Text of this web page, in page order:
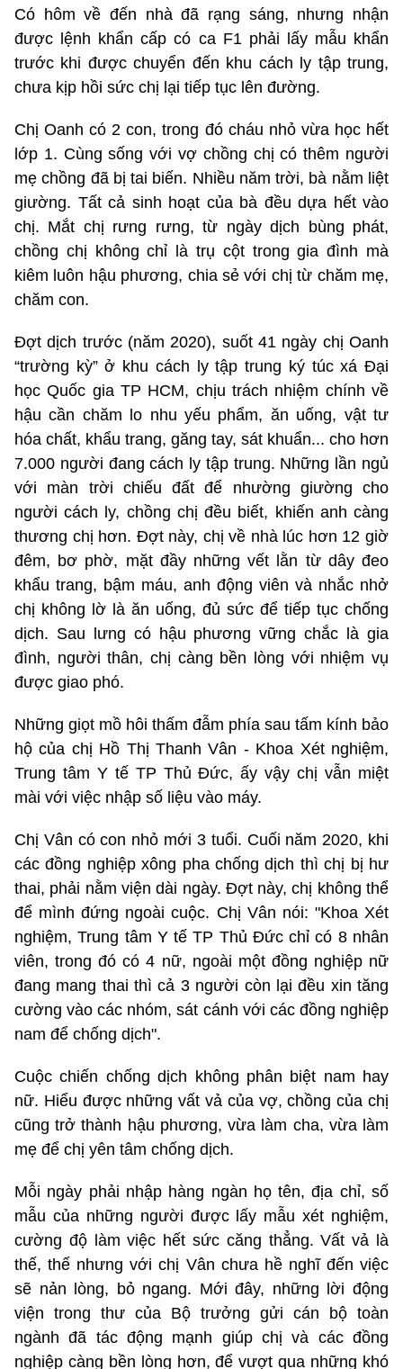
Có hôm về đến nhà đã rạng sáng, nhưng nhận
được lệnh khẩn cấp có ca F1 phải lấy mẫu khẩn
trước khi được chuyển đến khu cách ly tập trung,
chưa kịp hồi sức chị lại tiếp tục lên đường.
Chị Oanh có 2 con, trong đó cháu nhỏ vừa học hết
lớp 1. Cùng sống với vợ chồng chị có thêm người
mẹ chồng đã bị tai biến. Nhiều năm trời, bà nằm liệt
giường. Tất cả sinh hoạt của bà đều dựa hết vào
chị. Mắt chị rưng rưng, từ ngày dịch bùng phát,
chồng chị không chỉ là trụ cột trong gia đình mà
kiêm luôn hậu phương, chia sẻ với chị từ chăm mẹ,
chăm con.
Đợt dịch trước (năm 2020), suốt 41 ngày chị Oanh
“trường kỳ” ở khu cách ly tập trung ký túc xá Đại
học Quốc gia TP HCM, chịu trách nhiệm chính về
hậu cần chăm lo nhu yếu phẩm, ăn uống, vật tư
hóa chất, khẩu trang, găng tay, sát khuẩn... cho hơn
7.000 người đang cách ly tập trung. Những lần ngủ
với màn trời chiếu đất để nhường giường cho
người cách ly, chồng chị đều biết, khiến anh càng
thương chị hơn. Đợt này, chị về nhà lúc hơn 12 giờ
đêm, bơ phờ, mặt đầy những vết lằn từ dây đeo
khẩu trang, bậm máu, anh động viên và nhắc nhở
chị không lờ là ăn uống, đủ sức để tiếp tục chống
dịch. Sau lưng có hậu phương vững chắc là gia
đình, người thân, chị càng bền lòng với nhiệm vụ
được giao phó.
Những giọt mồ hôi thấm đẫm phía sau tấm kính bảo
hộ của chị Hồ Thị Thanh Vân - Khoa Xét nghiệm,
Trung tâm Y tế TP Thủ Đức, ấy vậy chị vẫn miệt
mài với việc nhập số liệu vào máy.
Chị Vân có con nhỏ mới 3 tuổi. Cuối năm 2020, khi
các đồng nghiệp xông pha chống dịch thì chị bị hư
thai, phải nằm viện dài ngày. Đợt này, chị không thể
để mình đứng ngoài cuộc. Chị Vân nói: "Khoa Xét
nghiệm, Trung tâm Y tế TP Thủ Đức chỉ có 8 nhân
viên, trong đó có 4 nữ, ngoài một đồng nghiệp nữ
đang mang thai thì cả 3 người còn lại đều xin tăng
cường vào các nhóm, sát cánh với các đồng nghiệp
nam để chống dịch".
Cuộc chiến chống dịch không phân biệt nam hay
nữ. Hiểu được những vất vả của vợ, chồng của chị
cũng trở thành hậu phương, vừa làm cha, vừa làm
mẹ để chị yên tâm chống dịch.
Mỗi ngày phải nhập hàng ngàn họ tên, địa chỉ, số
mẫu của những người được lấy mẫu xét nghiệm,
cường độ làm việc hết sức căng thẳng. Vất vả là
thế, thế nhưng với chị Vân chưa hề nghĩ đến việc
sẽ nản lòng, bỏ ngang. Mới đây, những lời động
viện trong thư của Bộ trưởng gửi cán bộ toàn
ngành đã tác động mạnh giúp chị và các đồng
nghiệp càng bền lòng hơn, để vượt qua những khó